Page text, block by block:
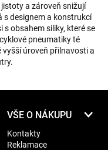
a zároveň snižují
s designem a konstrukcí
obsahem siliky, které se
pneumatiky té
úroveň přilnavosti a
VŠE O NÁKUPU
Kontakty
Reklamace